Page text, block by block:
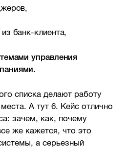
банк-клиента,
управления
списка делают работу
А тут 6. Кейс отлично
зачем, как, почему
же кажется, что это
а серьезный